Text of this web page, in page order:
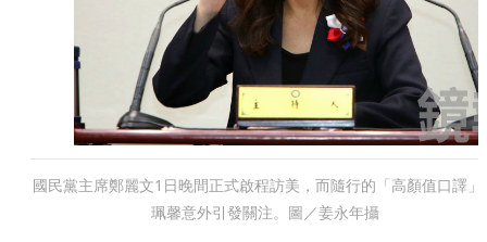
國民黨主席鄭麗文1日晚間正式啟程訪美，而隨行的「高顏值口譯」
珮馨意外引發關注。圖／姜永年攝